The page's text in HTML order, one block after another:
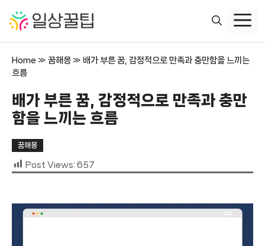
Home » 꿈해몽 » 배가 부른 꿈, 감정적으로 만족과 충만함을 느끼는
흐름
배가 부른 꿈, 감정적으로 만족과 충만
함을 느끼는 흐름
꿈해몽
Post Views: 657